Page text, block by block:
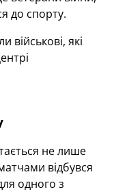
до спорту.
військові, які
не лише
відбувся
одного з